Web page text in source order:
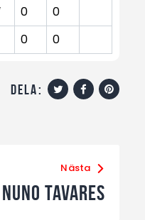
0
0
0 0
dela:
Nästa
Nuno Tavares